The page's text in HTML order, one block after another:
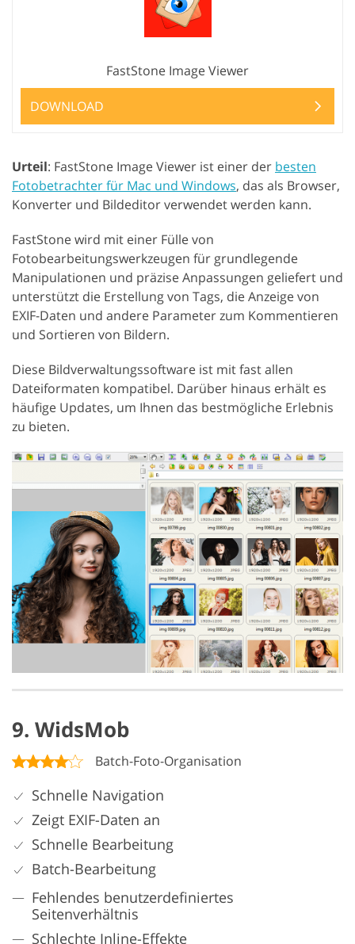
FastStone Image Viewer
DOWNLOAD
Urteil: FastStone Image Viewer ist einer der besten
Fotobetrachter für Mac und Windows, das als Browser,
Konverter und Bildeditor verwendet werden kann.
FastStone wird mit einer Fülle von
Fotobearbeitungswerkzeugen für grundlegende
Manipulationen und präzise Anpassungen geliefert und
unterstützt die Erstellung von Tags, die Anzeige von
EXIF-Daten und andere Parameter zum Kommentieren
und Sortieren von Bildern.
Diese Bildverwaltungssoftware ist mit fast allen
Dateiformaten kompatibel. Darüber hinaus erhält es
häufige Updates, um Ihnen das bestmögliche Erlebnis
zu bieten.
9. WidsMob
Batch-Foto-Organisation
Schnelle Navigation
Zeigt EXIF-Daten an
Schnelle Bearbeitung
Batch-Bearbeitung
Fehlendes benutzerdefiniertes
Seitenverhältnis
Schlechte Inline-Effekte